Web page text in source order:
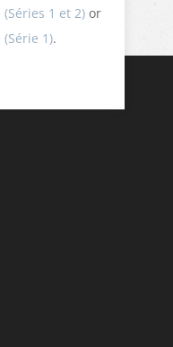
1 et 2) or
1).